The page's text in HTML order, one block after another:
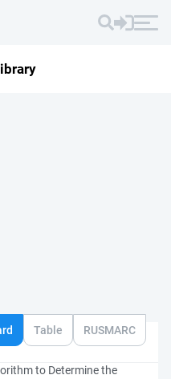
Table RUSMARC
to Determine the